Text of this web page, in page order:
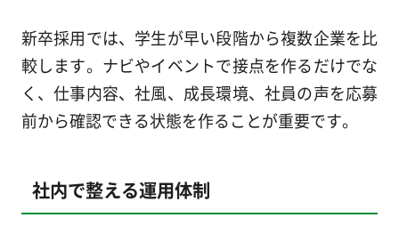
新卒採用では、学生が早い段階から複数企業を比
較します。ナビやイベントで接点を作るだけでな
く、仕事内容、社風、成長環境、社員の声を応募
前から確認できる状態を作ることが重要です。
社内で整える運用体制